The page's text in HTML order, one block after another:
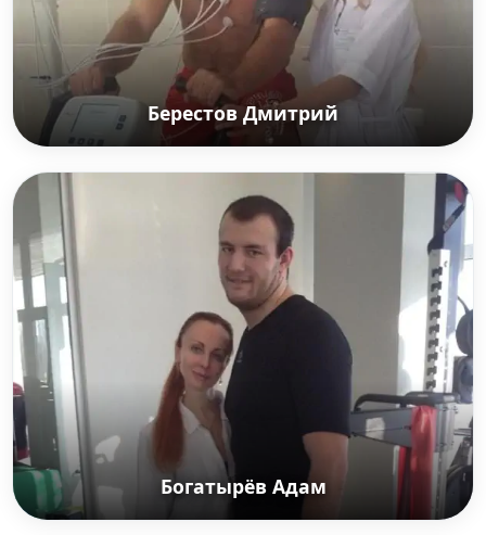
Берестов Дмитрий
Берестов Дмитрий
Российский тяжелоатлет, олимпийский чемпион
2004 г в категории до 105 кг. Заслуженный мастер
спорта России.
Богатырёв Адам